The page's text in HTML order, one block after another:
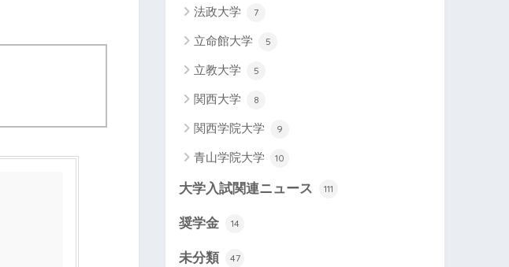
法政大学 7
立命館大学 5
立教大学 5
関西大学 8
関西学院大学 9
青山学院大学 10
大学入試関連ニュース 111
奨学金 14
未分類 47